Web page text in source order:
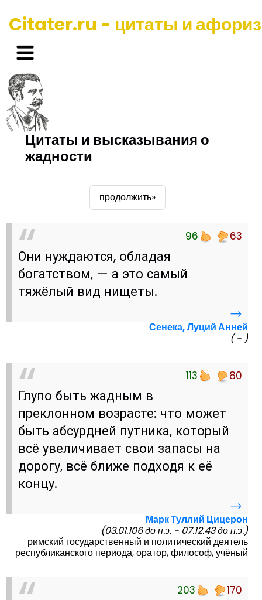
Citater.ru - цитаты и
Цитаты и высказывания о
жадности
продолжить»
96 63
Они нуждаются, обладая
богатством, — а это самый
тяжёлый вид нищеты.
→
Сенека, Луций Анней
( - )
113 80
Глупо быть жадным в
преклонном возрасте: что может
быть абсурдней путника, который
всё увеличивает свои запасы на
дорогу, всё ближе подходя к её
концу.
→
Марк Туллий Цицерон
(03.01.106 до н.э. - 07.12.43 до н.э.)
римский государственный и политический деятель
республиканского периода, оратор, философ, учёный
203 170